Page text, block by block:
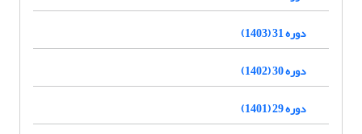
دوره 31 (1403)
دوره 30 (1402)
دوره 29 (1401)